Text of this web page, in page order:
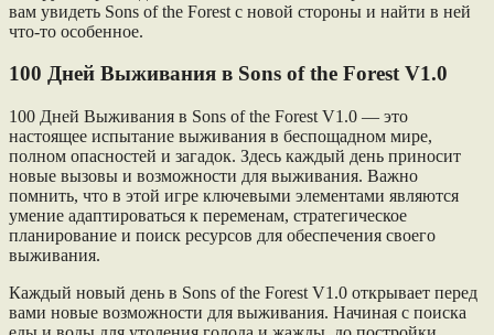
вам увидеть Sons of the Forest с новой стороны и найти в ней
что-то особенное.
100 Дней Выживания в Sons of the Forest V1.0
100 Дней Выживания в Sons of the Forest V1.0 — это
настоящее испытание выживания в беспощадном мире,
полном опасностей и загадок. Здесь каждый день приносит
новые вызовы и возможности для выживания. Важно
помнить, что в этой игре ключевыми элементами являются
умение адаптироваться к переменам, стратегическое
планирование и поиск ресурсов для обеспечения своего
выживания.
Каждый новый день в Sons of the Forest V1.0 открывает перед
вами новые возможности для выживания. Начиная с поиска